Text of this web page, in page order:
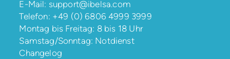
E-Mail: support@ibelsa.com
Telefon: +49 (0) 6806 4999 3999
Montag bis Freitag: 8 bis 18 Uhr
Samstag/Sonntag: Notdienst
Changelog